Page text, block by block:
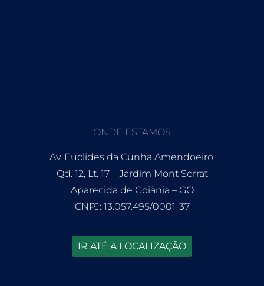
ONDE ESTAMOS
Av. Euclides da Cunha Amendoeiro,
Qd. 12, Lt. 17 – Jardim Mont Serrat
Aparecida de Goiânia – GO
CNPJ: 13.057.495/0001-37
IR ATÉ A LOCALIZAÇÃO